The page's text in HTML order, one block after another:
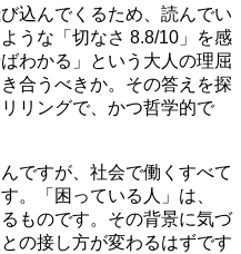
込んでくるため、読んでい
うな 「切なさ 8.8/10」
を感
わかる」という大人の理屈
合うべきか。その答えを探
リングで、かつ哲学的で
ですが、社会で働くすべて
。「困っている人」は、
ものです。その背景に気づ
の接し方が変わるはずです